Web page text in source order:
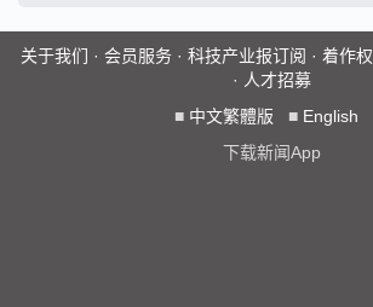
关于我们 · 会员服务· 科技产业报订阅 · 着作权
· 人才招募
■ 中文繁體版 ■ English
下载新闻App